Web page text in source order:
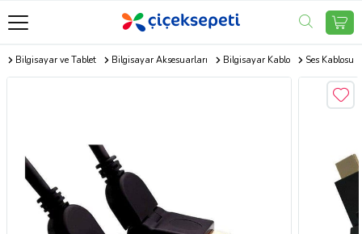
Bilgisayar ve Tablet Bilgisayar Aksesuarları Bilgisayar Kablo Ses Kablosu